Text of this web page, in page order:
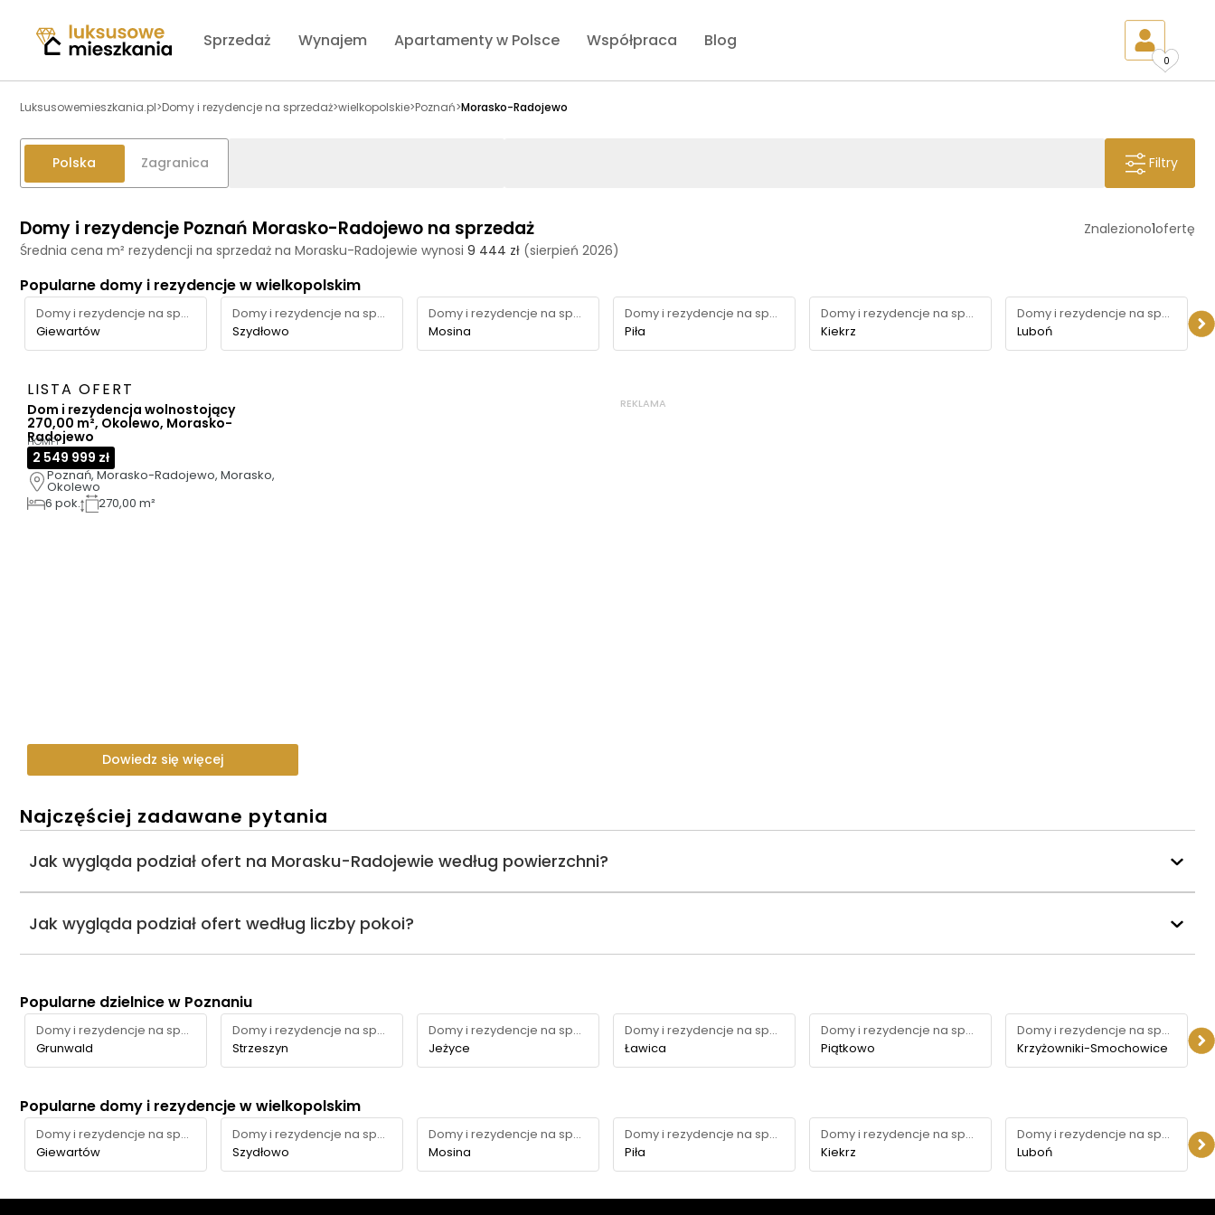
Sprzedaż Wynajem Apartamenty w Polsce Współpraca Blog
0
Luksusowemieszkania.pl>Domy i rezydencje na sprzedaż>wielkopolskie>Poznań>Morasko-Radojewo
Polska Zagranica Filtry
Domy i rezydencje Poznań Morasko-Radojewo na sprzedaż
Średnia cena m² rezydencji na sprzedaż na Morasku-Radojewie wynosi 9 444 zł (sierpień 2026)
Znaleziono1ofertę
Popularne domy i rezydencje w wielkopolskim
Domy i rezydencje na sprzedaż
Giewartów
Domy i rezydencje na sprzedaż
Szydłowo
Domy i rezydencje na sprzedaż
Mosina
Domy i rezydencje na sprzedaż
Piła
Domy i rezydencje na sprzedaż
Kiekrz
Domy i rezydencje na sprzedaż
Luboń
LISTA OFERT
Dom i rezydencja wolnostojący
270,00 m², Okolewo, Morasko-
Radojewo
HOMFI
2 549 999 zł
Poznań, Morasko-Radojewo, Morasko,
Okolewo
6 pok. 270,00 m²
Dowiedz się więcej
REKLAMA
Najczęściej zadawane pytania
Jak wygląda podział ofert na Morasku-Radojewie według powierzchni?
Jak wygląda podział ofert według liczby pokoi?
Popularne dzielnice w Poznaniu
Domy i rezydencje na sprzedaż
Grunwald
Domy i rezydencje na sprzedaż
Strzeszyn
Domy i rezydencje na sprzedaż
Jeżyce
Domy i rezydencje na sprzedaż
Ławica
Domy i rezydencje na sprzedaż
Piątkowo
Domy i rezydencje na sprzedaż
Krzyżowniki-Smochowice
Popularne domy i rezydencje w wielkopolskim
Domy i rezydencje na sprzedaż
Giewartów
Domy i rezydencje na sprzedaż
Szydłowo
Domy i rezydencje na sprzedaż
Mosina
Domy i rezydencje na sprzedaż
Piła
Domy i rezydencje na sprzedaż
Kiekrz
Domy i rezydencje na sprzedaż
Luboń